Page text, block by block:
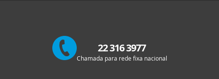
22 316 3977
Chamada para rede fixa nacional